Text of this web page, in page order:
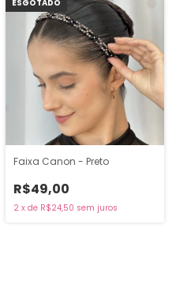
ESGOTADO
Faixa Canon - Preto
R$49,00
2 x de R$24,50 sem juros